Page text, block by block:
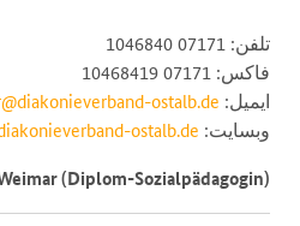
تلفن: 07171 1046840
فاکس: 07171 10468419
ایمیل: ostalb.de
وبسایت: ostalb.de
(Diplom-Sozialpädagogin)